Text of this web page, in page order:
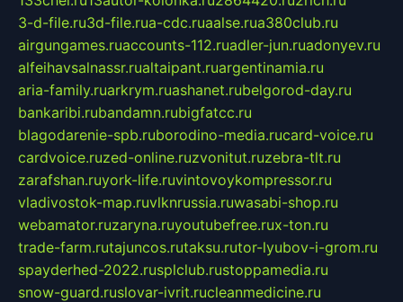
3-d-file.ru3d-file.rua-cdc.ruaalse.rua380club.ru
airgungames.ruaccounts-112.ruadler-jun.ruadonyev.ru
alfeihavsalnassr.rualtaipant.ruargentinamia.ru
aria-family.ruarkrym.ruashanet.rubelgorod-day.ru
bankaribi.rubandamn.rubigfatcc.ru
blagodarenie-spb.ruborodino-media.rucard-voice.ru
cardvoice.ruzed-online.ruzvonitut.ruzebra-tlt.ru
zarafshan.ruyork-life.ruvintovoykompressor.ru
vladivostok-map.ruvlknrussia.ruwasabi-shop.ru
webamator.ruzaryna.ruyoutubefree.rux-ton.ru
trade-farm.rutajuncos.rutaksu.rutor-lyubov-i-grom.ru
spayderhed-2022.rusplclub.rustoppamedia.ru
snow-guard.ruslovar-ivrit.rucleanmedicine.ru